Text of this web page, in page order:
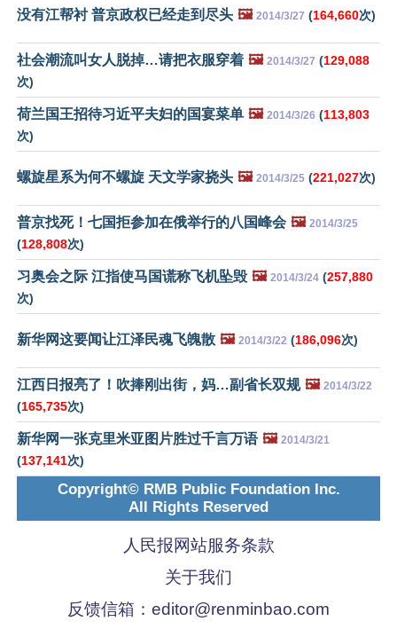
没有江帮衬 普京政权已经走到尽头 🖼️ 2014/3/27 (164,660次)
社会潮流叫女人脱掉…请把衣服穿着 🖼️ 2014/3/27 (129,088
次)
荷兰国王招待习近平夫妇的国宴菜单 🖼️ 2014/3/26 (113,803
次)
螺旋星系为何不螺旋 天文学家挠头 🖼️ 2014/3/25 (221,027次)
普京找死！七国拒参加在俄举行的八国峰会 🖼️ 2014/3/25
(128,808次)
习奥会之际 江指使马国谎称飞机坠毁 🖼️ 2014/3/24 (257,880
次)
新华网这要闻让江泽民魂飞魄散 🖼️ 2014/3/22 (186,096次)
江西日报亮了！吹捧刚出街，妈…副省长双规 🖼️ 2014/3/22
(165,735次)
新华网一张克里米亚图片胜过千言万语 🖼️ 2014/3/21
(137,141次)
Copyright© RMB Public Foundation Inc.
All Rights Reserved
人民报网站服务条款
关于我们
反馈信箱： editor@renminbao.com